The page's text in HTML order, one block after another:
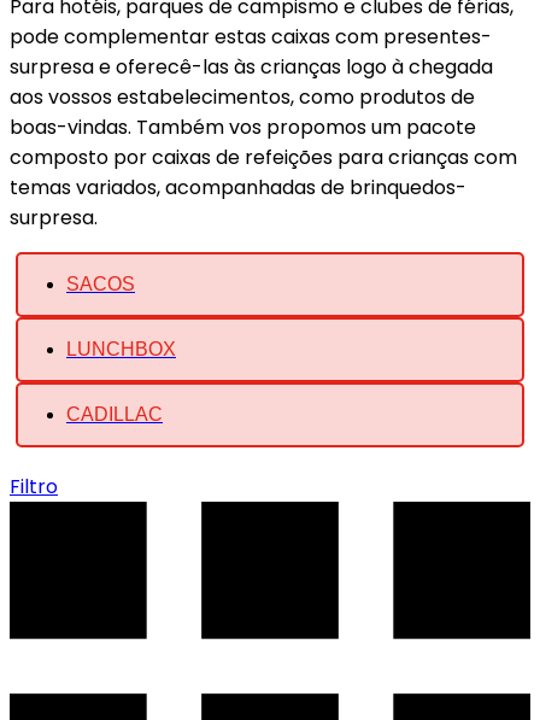
Para hotéis, parques de campismo e clubes de férias,
pode complementar estas caixas com presentes-
surpresa e oferecê-las às crianças logo à chegada
aos vossos estabelecimentos, como produtos de
boas-vindas. Também vos propomos um pacote
composto por caixas de refeições para crianças com
temas variados, acompanhadas de brinquedos-
surpresa.
SACOS
LUNCHBOX
CADILLAC
Filtro